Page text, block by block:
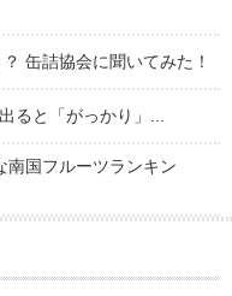
缶詰協会に聞いてみた！
ると「がっかり」...
南国フルーツランキン